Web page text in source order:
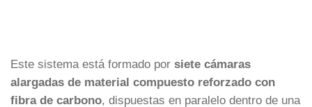
Este sistema está formado por siete cámaras
alargadas de material compuesto reforzado con
fibra de carbono, dispuestas en paralelo dentro de una